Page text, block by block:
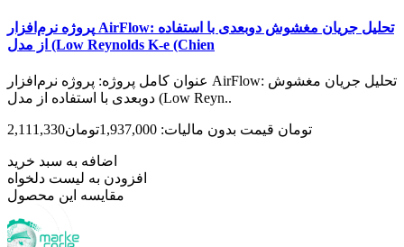
پروژه نرم‌افزار AirFlow: تحلیل جریان مغشوش دوبعدی با استفاده
از مدل (Low Reynolds K-e (Chien
عنوان کامل پروژه: پروژه نرم‌افزار AirFlow: تحلیل جریان مغشوش
دوبعدی با استفاده از مدل (Low Reyn..
2,111,330تومان قیمت بدون مالیات: 1,937,000تومان
اضافه به سبد خرید
افزودن به لیست دلخواه
مقایسه این محصول